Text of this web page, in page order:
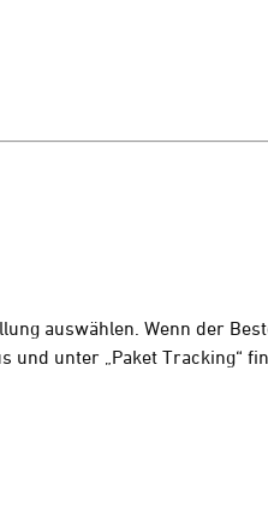
auswählen. Wenn der
und unter „Paket Tracking“